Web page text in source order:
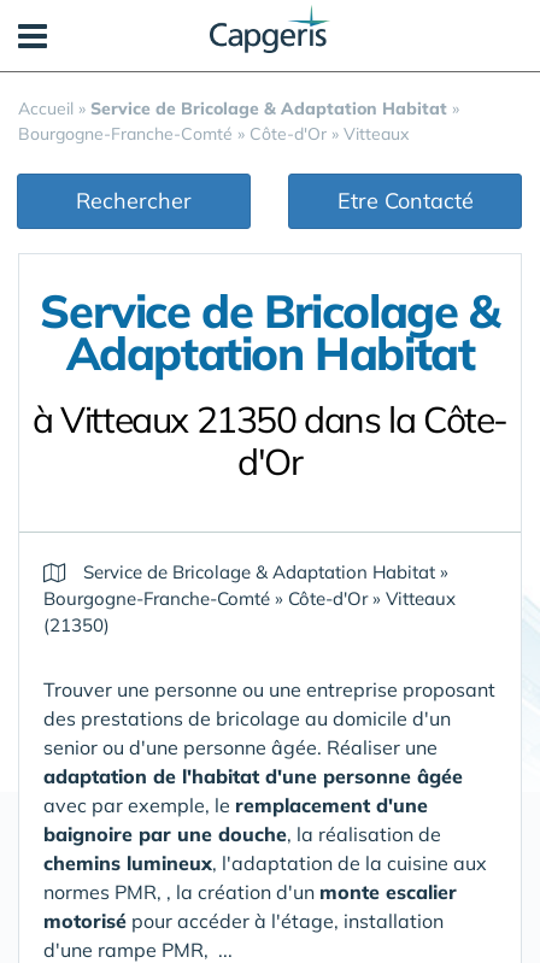
Accueil » Service de Bricolage & Adaptation Habitat »
Bourgogne-Franche-Comté » Côte-d'Or » Vitteaux
Rechercher Etre Contacté
Service de Bricolage &
Adaptation Habitat
à Vitteaux 21350 dans la Côte-
d'Or
Service de Bricolage & Adaptation Habitat »
Bourgogne-Franche-Comté » Côte-d'Or» Vitteaux
(21350)
Trouver une personne ou une entreprise proposant
des prestations de bricolage au domicile d'un
senior ou d'une personne âgée. Réaliser une
adaptation de l'habitat d'une personne âgée
avec par exemple, le remplacement d'une
baignoire par une douche, la réalisation de
chemins lumineux, l'adaptation de la cuisine aux
normes PMR, , la création d'un monte escalier
motorisé pour accéder à l'étage, installation
d'une rampe PMR, ...